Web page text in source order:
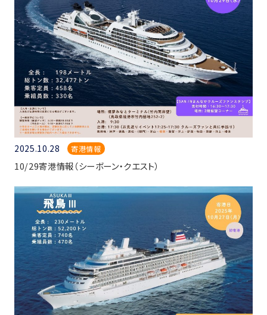
2025.10.28 寄港情報
10/29寄港情報（シーボーン・クエスト）